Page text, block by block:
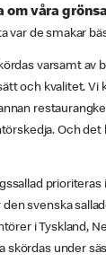
om våra
var de smakar
varsamt av
och kvalitet. Vi
Och
prioriteras
svenska
i Tyskland,
skördas under